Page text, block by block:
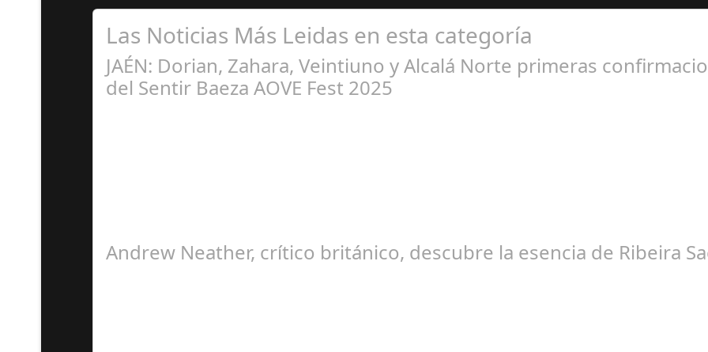
Las Noticias Más Leidas en esta categoría
JAÉN: Dorian, Zahara, Veintiuno y Alcalá Norte primeras
del Sentir Baeza AOVE Fest 2025
Andrew Neather, crítico británico, descubre la esencia de Ribeira